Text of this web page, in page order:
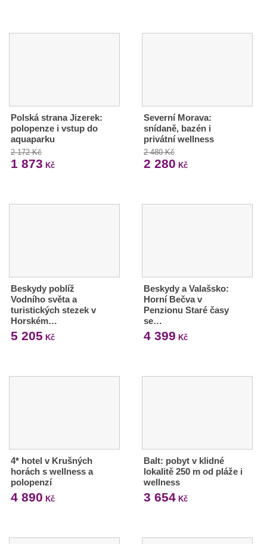
Polská strana Jizerek:
polopenze i vstup do
aquaparku
2 172 Kč
1 873 Kč
Severní Morava:
snídaně, bazén i
privátní wellness
2 480 Kč
2 280 Kč
Beskydy poblíž
Vodního světa a
turistických stezek v
Horském…
5 205 Kč
Beskydy a Valašsko:
Horní Bečva v
Penzionu Staré časy
se…
4 399 Kč
4* hotel v Krušných
horách s wellness a
polopenzí
4 890 Kč
Balt: pobyt v klidné
lokalitě 250 m od pláže i
wellness
3 654Kč